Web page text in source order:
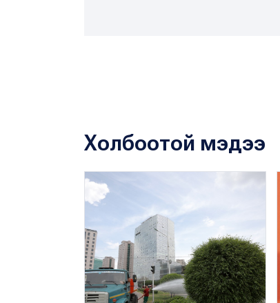
Холбоотой мэдээ